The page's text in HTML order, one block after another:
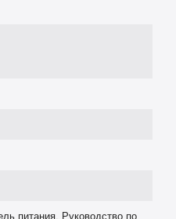
питания, Руководство по